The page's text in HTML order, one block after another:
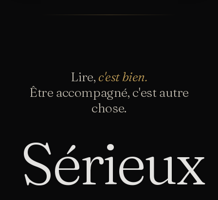
Lire, c'est bien.
Être accompagné, c'est autre
chose.
Sérieux